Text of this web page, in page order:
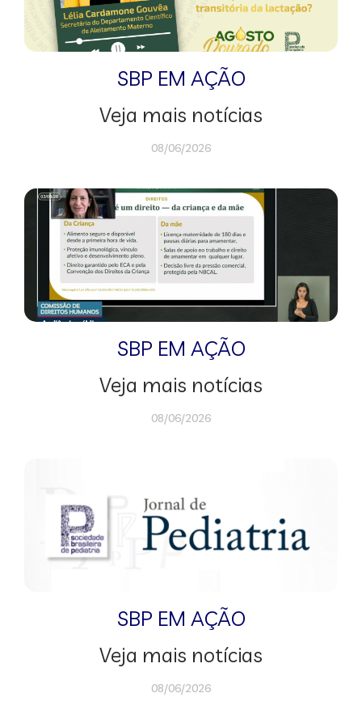
SBP EM AÇÃO
Veja mais notícias
08/06/2026
SBP EM AÇÃO
Veja mais notícias
08/06/2026
SBP EM AÇÃO
Veja mais notícias
08/06/2026